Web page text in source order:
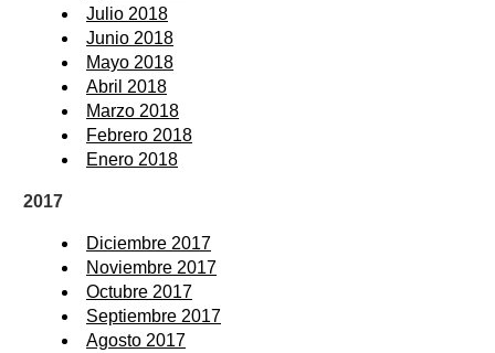
Julio 2018
Junio 2018
Mayo 2018
Abril 2018
Marzo 2018
Febrero 2018
Enero 2018
2017
Diciembre 2017
Noviembre 2017
Octubre 2017
Septiembre 2017
Agosto 2017